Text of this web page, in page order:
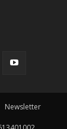
Newsletter